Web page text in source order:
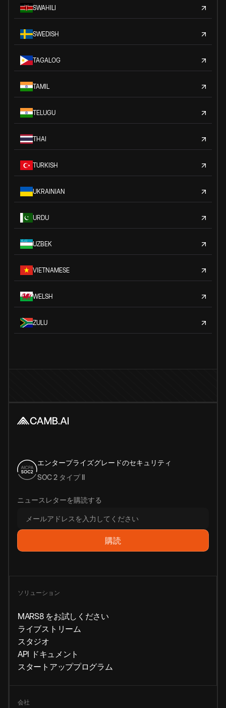
SWAHILI
SWEDISH
TAGALOG
TAMIL
TELUGU
THAI
TURKISH
UKRAINIAN
URDU
UZBEK
VIETNAMESE
WELSH
ZULU
エンタープライズグレードのセキュリティ
SOC 2 タイプ II
ニュースレターを購読する
ソリューション
MARS8 をお試しください
ライブストリーム
スタジオ
API ドキュメント
スタートアッププログラム
会社